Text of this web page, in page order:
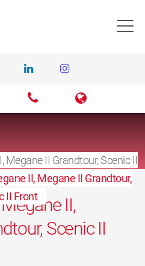
Megane II Grandtour, Scenic II
II, Megane II Grandtour,
II Front
II,
Scenic II